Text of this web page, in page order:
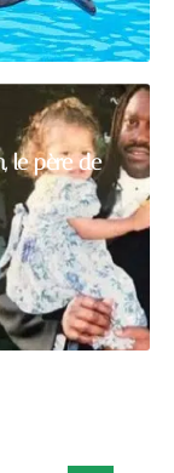
le père de